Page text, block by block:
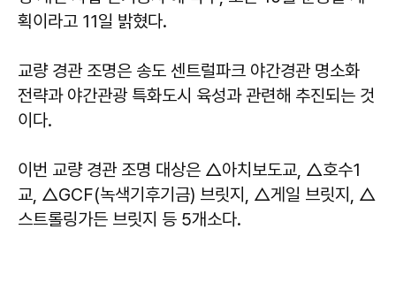
획이라고 11일 밝혔다.
교량 경관 조명은 송도 센트럴파크 야간경관 명소화
전략과 야간관광 특화도시 육성과 관련해 추진되는 것
이다.
이번 교량 경관 조명 대상은 △아치보도교, △호수1
교, △GCF(녹색기후기금) 브릿지, △게일 브릿지, △
스트롤링가든 브릿지 등 5개소다.